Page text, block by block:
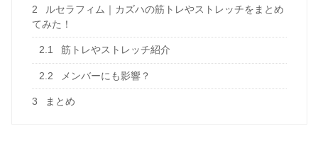
2
ルセラフィム｜カズハの筋トレやストレッチをまとめ
てみた！
2.1 筋トレやストレッチ紹介
2.2 メンバーにも影響？
3 まとめ